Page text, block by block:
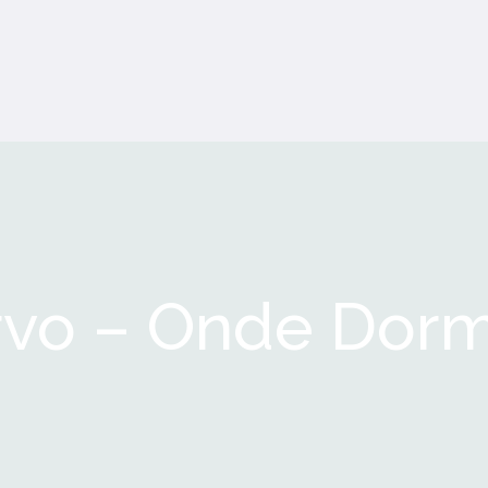
– Onde